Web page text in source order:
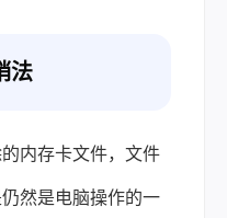
法
内存卡文件，文件
然是电脑操作的一